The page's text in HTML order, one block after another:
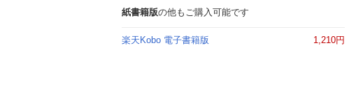
紙書籍版の他もご購入可能です
楽天Kobo 電子書籍版 1,210円